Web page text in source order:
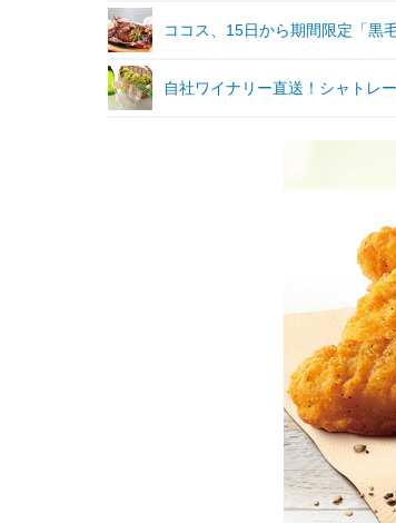
ココス、15日から期間限定「黒
自社ワイナリー直送！シャトレ